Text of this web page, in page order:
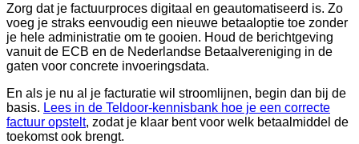
Zorg dat je factuurproces digitaal en geautomatiseerd is. Zo
voeg je straks eenvoudig een nieuwe betaaloptie toe zonder
je hele administratie om te gooien. Houd de berichtgeving
vanuit de ECB en de Nederlandse Betaalvereniging in de
gaten voor concrete invoeringsdata.
En als je nu al je facturatie wil stroomlijnen, begin dan bij de
basis. Lees in de Teldoor-kennisbank hoe je een correcte
factuur opstelt, zodat je klaar bent voor welk betaalmiddel de
toekomst ook brengt.